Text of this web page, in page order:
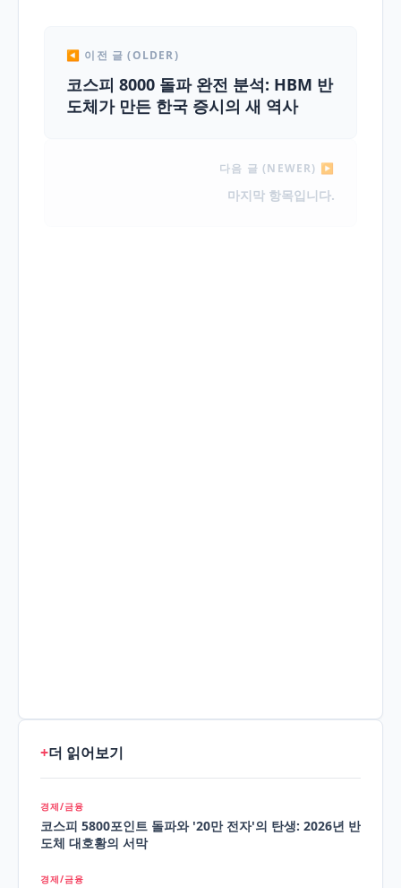
◀ 이전 글 (OLDER)
코스피 8000 돌파 완전 분석: HBM 반
도체가 만든 한국 증시의 새 역사
다음 글 (NEWER) ▶
마지막 항목입니다.
+더 읽어보기
경제/금융
코스피 5800포인트 돌파와 '20만 전자'의 탄생: 2026년 반
도체 대호황의 서막
경제/금융